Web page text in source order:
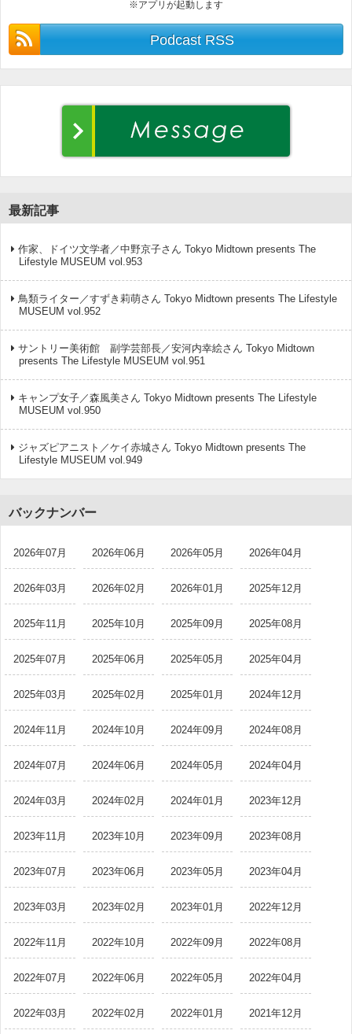
※アプリが起動します
Podcast RSS
最新記事
作家、ドイツ文学者／中野京子さん Tokyo Midtown presents The
Lifestyle MUSEUM vol.953
鳥類ライター／すずき莉萌さん Tokyo Midtown presents The Lifestyle
MUSEUM vol.952
サントリー美術館 副学芸部長／安河内幸絵さん Tokyo Midtown
presents The Lifestyle MUSEUM vol.951
キャンプ女子／森風美さん Tokyo Midtown presents The Lifestyle
MUSEUM vol.950
ジャズピアニスト／ケイ赤城さん Tokyo Midtown presents The
Lifestyle MUSEUM vol.949
バックナンバー
2026年07月 2026年06月 2026年05月 2026年04月
2026年03月 2026年02月 2026年01月 2025年12月
2025年11月 2025年10月 2025年09月 2025年08月
2025年07月 2025年06月 2025年05月 2025年04月
2025年03月 2025年02月 2025年01月 2024年12月
2024年11月 2024年10月 2024年09月 2024年08月
2024年07月 2024年06月 2024年05月 2024年04月
2024年03月 2024年02月 2024年01月 2023年12月
2023年11月 2023年10月 2023年09月 2023年08月
2023年07月 2023年06月 2023年05月 2023年04月
2023年03月 2023年02月 2023年01月 2022年12月
2022年11月 2022年10月 2022年09月 2022年08月
2022年07月 2022年06月 2022年05月 2022年04月
2022年03月 2022年02月 2022年01月 2021年12月